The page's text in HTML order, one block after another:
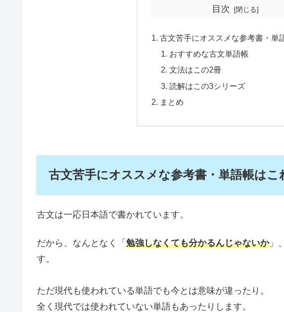
目次
古文苦手にオススメな参考書・単
おすすめな古文単語帳
文法はこの2冊
読解はこの3シリーズ
まとめ
古文苦手にオススメな参考書・単語帳はこ
古文は一応日本語で書かれています。
だから、なんとなく「 勉強しなくても分かるんじゃないか」
す。
ただ現代も使われている単語でも今とは意味が違ったり。
全く現代では使われていない単語もあったりします。